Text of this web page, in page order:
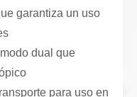
garantiza un uso
dual que
para uso en